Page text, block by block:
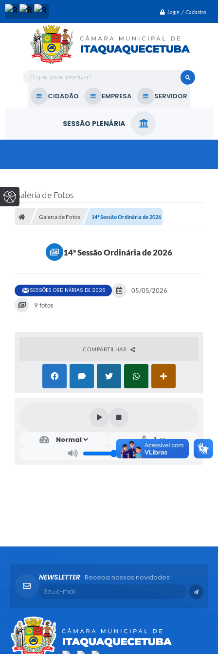
Login / Cadastro
O que voce procura?
CIDADÃO EMPRESA SERVIDOR
SESSÃO PLENÁRIA
Galeria de Fotos
Galeria de Fotos 14ª Sessão Ordinária de 2026
14ª Sessão Ordinária de 2026
SESSÕES ORDINÁRIAS DE 2026
05/05/2026
9 fotos
COMPARTILHAR
NEWSLETTER Receba nossas novidades!